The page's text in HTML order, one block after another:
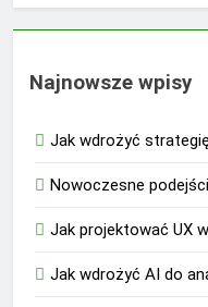
Najnowsze wpisy
Jak wdrożyć
Nowoczesne
Jak projektować UX
Jak wdrożyć AI do